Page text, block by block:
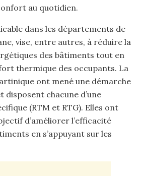
au quotidien.
dans les départements de
vise, entre autres, à réduire la
des bâtiments tout en
thermique des occupants. La
ont mené une démarche
disposent chacune d’une
(RTM et RTG). Elles ont
d’améliorer l’efficacité
en s’appuyant sur les